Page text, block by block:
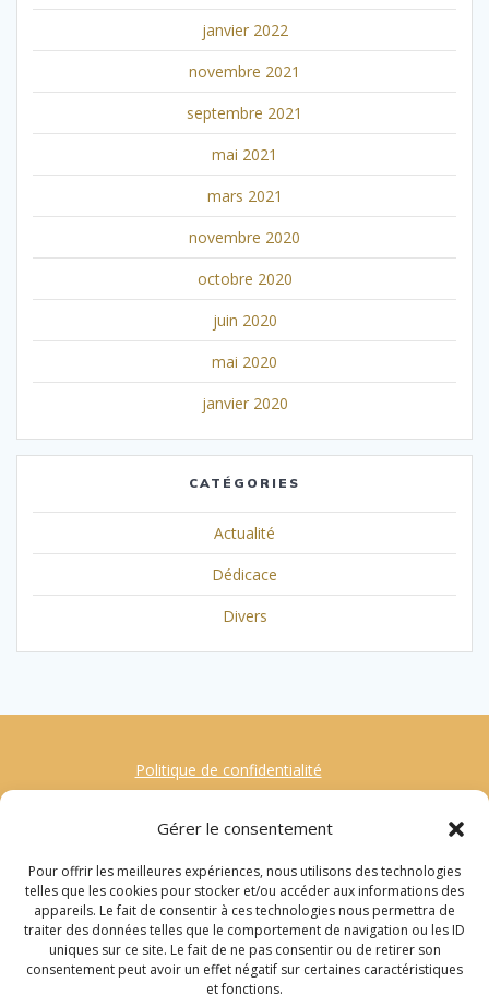
Gérer le consentement
Pour offrir les meilleures expériences, nous utilisons des technologies
telles que les cookies pour stocker et/ou accéder aux informations des
appareils. Le fait de consentir à ces technologies nous permettra de
traiter des données telles que le comportement de navigation ou les ID
uniques sur ce site. Le fait de ne pas consentir ou de retirer son
consentement peut avoir un effet négatif sur certaines caractéristiques
et fonctions.
janvier 2022
novembre 2021
septembre 2021
mai 2021
mars 2021
novembre 2020
octobre 2020
juin 2020
mai 2020
janvier 2020
CATÉGORIES
Actualité
Dédicace
Divers
Politique de confidentialité
Gestion des Cookies
Recherche
pour